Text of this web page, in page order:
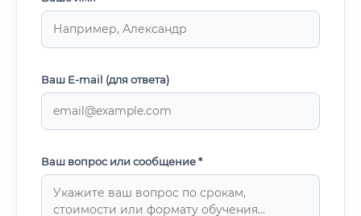
Ваш E-mail (для ответа)
Ваш вопрос или сообщение *